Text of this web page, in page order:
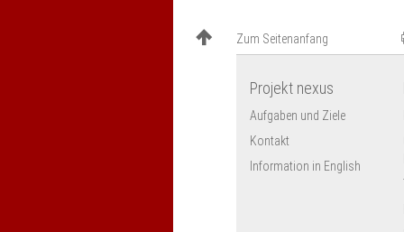
Zum Seitenanfang
Projekt nexus
Aufgaben und Ziele
Kontakt
Information in English